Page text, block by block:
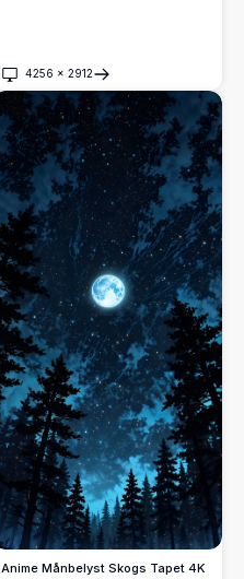
4256 × 2912
Öppna
Anime Månbelyst Skogs Tapet 4K